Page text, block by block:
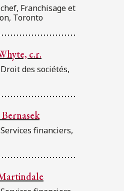
Franchisage et
Toronto
c.r.
des sociétés,
financiers,